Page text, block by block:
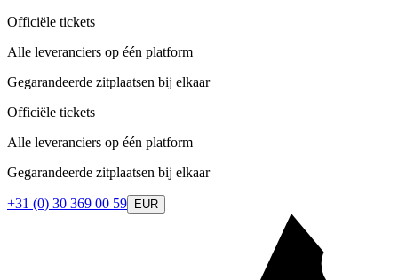
Officiële tickets
Alle leveranciers op één platform
Gegarandeerde zitplaatsen bij elkaar
Officiële tickets
Alle leveranciers op één platform
Gegarandeerde zitplaatsen bij elkaar
+31 (0) 30 369 00 59 EUR